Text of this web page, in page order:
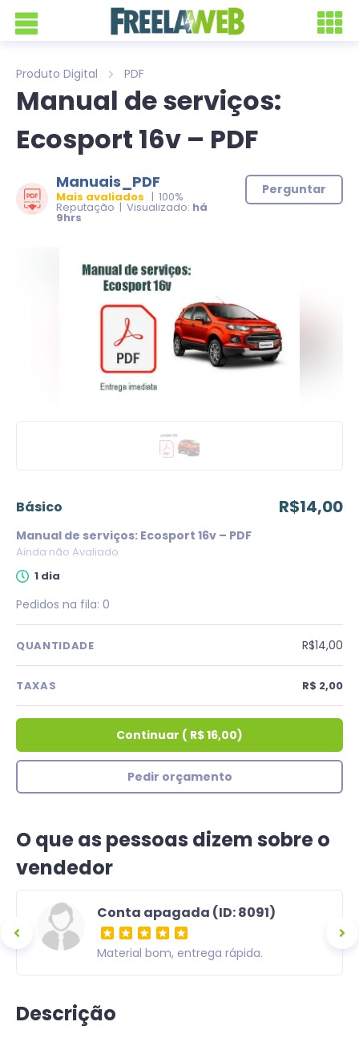
Produto Digital PDF
Manual de serviços:
Ecosport 16v – PDF
Manuais_PDF
Mais avaliados | 100%
Reputação | Visualizado: há
9hrs
Perguntar
básico R$14,00
Manual de serviços: Ecosport 16v – PDF
Ainda não Avaliado
1 dia
Pedidos na fila: 0
QUANTIDADE R$14,00
TAXAS R$ 2,00
Continuar ( R$ 16,00)
Pedir orçamento
O que as pessoas dizem sobre o
vendedor
Conta apagada (ID: 8091)
Material bom, entrega rápida.
Descrição